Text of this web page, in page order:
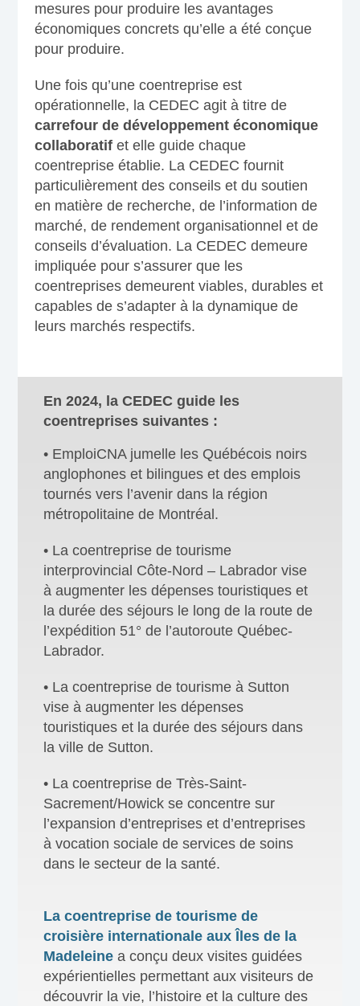
mesures pour produire les avantages
économiques concrets qu’elle a été conçue
pour produire.
Une fois qu’une coentreprise est
opérationnelle, la CEDEC agit à titre de
carrefour de développement économique
collaboratifet elle guide chaque
coentreprise établie. La CEDEC fournit
particulièrement des conseils et du soutien
en matière de recherche, de l’information de
marché, de rendement organisationnel et de
conseils d’évaluation. La CEDEC demeure
impliquée pour s’assurer que les
coentreprises demeurent viables, durables et
capables de s’adapter à la dynamique de
leurs marchés respectifs.
En 2024, la CEDEC guide les
coentreprises suivantes :
• EmploiCNA jumelle les Québécois noirs
anglophones et bilingues et des emplois
tournés vers l’avenir dans la région
métropolitaine de Montréal.
• La coentreprise de tourisme
interprovincial Côte-Nord – Labrador vise
à augmenter les dépenses touristiques et
la durée des séjours le long de la route de
l’expédition 51° de l’autoroute Québec-
Labrador.
• La coentreprise de tourisme à Sutton
vise à augmenter les dépenses
touristiques et la durée des séjours dans
la ville de Sutton.
• La coentreprise de Très-Saint-
Sacrement/Howick se concentre sur
l’expansion d’entreprises et d’entreprises
à vocation sociale de services de soins
dans le secteur de la santé.
La coentreprise de tourisme de
croisière internationale aux Îles de la
Madeleine a conçu deux visites guidées
expérientielles permettant aux visiteurs de
découvrir la vie, l’histoire et la culture des